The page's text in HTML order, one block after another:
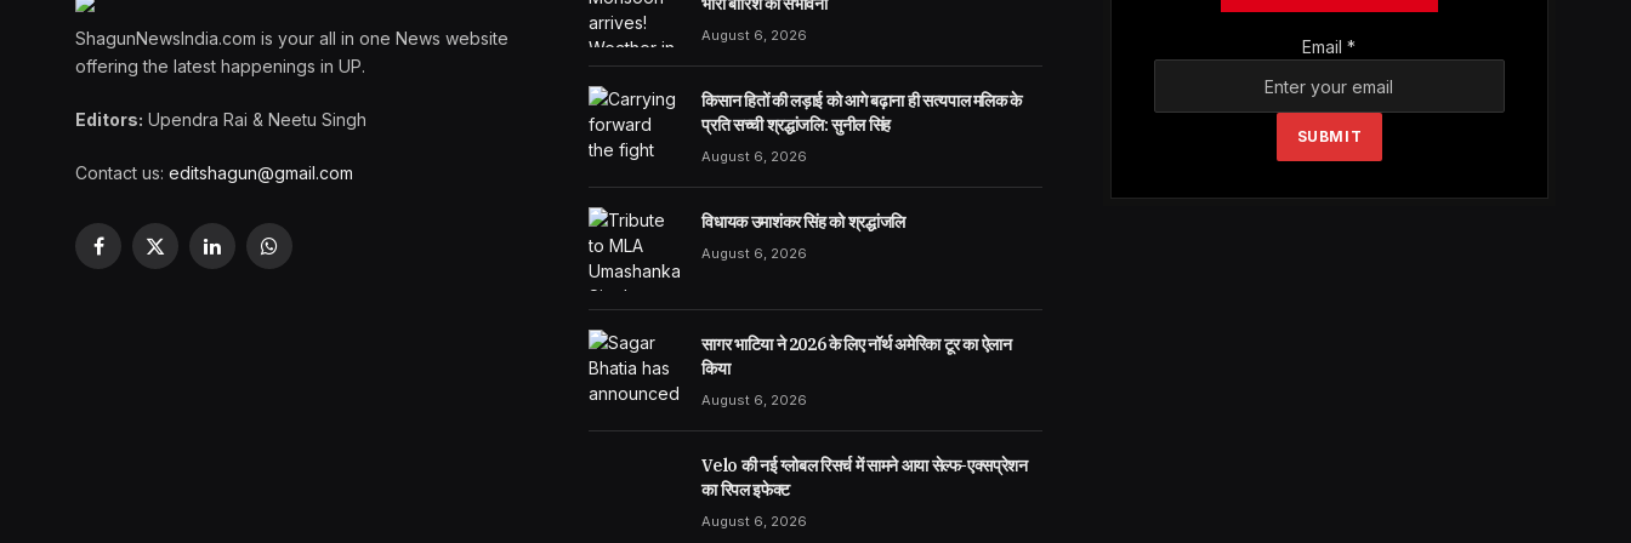
ShagunNewsIndia.com is your all in one News website
offering the latest happenings in UP.
Editors: Upendra Rai & Neetu Singh
Contact us: editshagun@gmail.com
Facebook
X
LinkedInWhatsApp
August 6, 2026
किसान हितों की लड़ाई को आगे बढ़ाना ही सत्यपाल मलिक के
प्रति सच्ची श्रद्धांजलि: सुनील सिंह
August 6, 2026
विधायक उमाशंकर सिंह को श्रद्धांजलि
August 6, 2026
सागर भाटिया ने 2026 के लिए नॉर्थ अमेरिका टूर का ऐलान
किया
August 6, 2026
Velo की नई ग्लोबल रिसर्च में सामने आया सेल्फ-एक्सप्रेशन
का रिपल इफेक्ट
August 6, 2026
Email*
SUBMIT